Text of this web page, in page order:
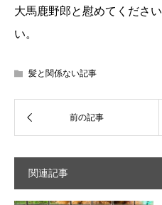
大馬鹿野郎と慰めてくださ
い。
髪と関係ない記事
関連記事